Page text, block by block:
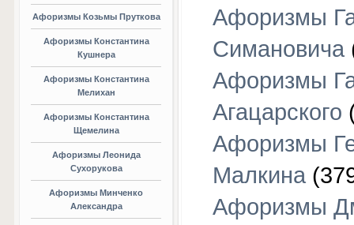
Афоризмы Козьмы Пруткова
Афоризмы Константина
Кушнера
Афоризмы Константина
Мелихан
Афоризмы Константина
Щемелина
Афоризмы Леонида
Сухорукова
Афоризмы Минченко
Александра
Афоризмы
Симановича
Афоризмы
Агацарского
Афоризмы
Малкина
Афоризмы